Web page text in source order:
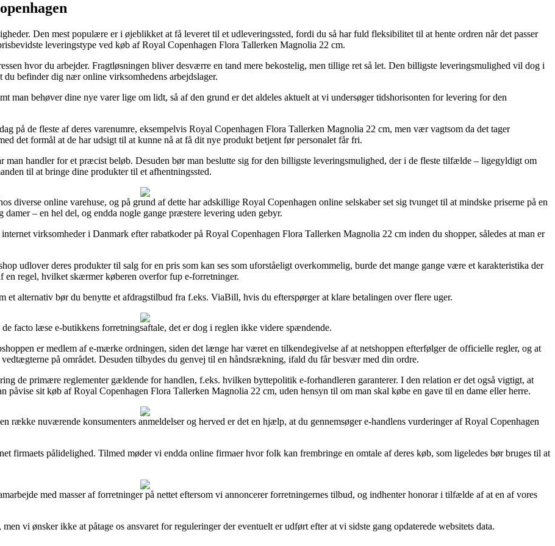
Den mest populære er i øjeblikket at få leveret til et udleveringssted, fordi du så har fuld fleksibilitet til at hente ordren når det passer
leveringstype ved køb af Royal Copenhagen Flora Tallerken Magnolia 22 cm.
hvor du arbejder. Fragtløsningen bliver desværre en tand mere bekostelig, men tillige ret så let. Den billigste leveringsmulighed vil dog i
befinder dig nær online virksomhedens arbejdslager.
man behøver dine nye varer lige om lidt, så af den grund er det aldeles aktuelt at vi undersøger tidshorisonten for levering for den
på de fleste af deres varenumre, eksempelvis Royal Copenhagen Flora Tallerken Magnolia 22 cm, men vær vagtsom da det tager
det formål at de har udsigt til at kunne nå at få dit nye produkt betjent før personalet får fri.
handler for et præcist beløb. Desuden bør man beslutte sig for den billigste leveringsmulighed, der i de fleste tilfælde – ligegyldigt om
til at bringe dine produkter til et afhentningssted.
diverse online varehuse, og på grund af dette har adskillige Royal Copenhagen online selskaber set sig tvunget til at mindske priserne på en
– en hel del, og endda nogle gange præstere levering uden gebyr.
virksomheder i Danmark efter rabatkoder på Royal Copenhagen Flora Tallerken Magnolia 22 cm inden du shopper, således at man er
udlover deres produkter til salg for en pris som kan ses som uforståeligt overkommelig, burde det mange gange være et karakteristika der
regel, hvilket skærmer køberen overfor fup e-forretninger.
alternativ bør du benytte et afdragstilbud fra f.eks. ViaBill, hvis du efterspørger at klare betalingen over flere uger.
facto læse e-butikkens forretningsaftale, det er dog i reglen ikke videre spændende.
er medlem af e-mærke ordningen, siden det længe har været en tilkendegivelse af at netshoppen efterfølger de officielle regler, og at
på området. Desuden tilbydes du genvej til en håndsrækning, ifald du får besvær med din ordre.
de primære reglementer gældende for handlen, f.eks. hvilken byttepolitik e-forhandleren garanterer. I den relation er det også vigtigt, at
påvise sit køb af Royal Copenhagen Flora Tallerken Magnolia 22 cm, uden hensyn til om man skal købe en gave til en dame eller herre.
række nuværende konsumenters anmeldelser og herved er det en hjælp, at du gennemsøger e-handlens vurderinger af Royal Copenhagen
firmaets pålidelighed. Tilmed møder vi endda online firmaer hvor folk kan frembringe en omtale af deres køb, som ligeledes bør bruges til at
med masser af forretninger på nettet eftersom vi annoncerer forretningernes tilbud, og indhenter honorar i tilfælde af at en af vores
vi ønsker ikke at påtage os ansvaret for reguleringer der eventuelt er udført efter at vi sidste gang opdaterede websitets data.